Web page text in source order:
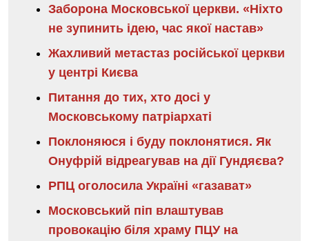
Заборона Московської церкви. «Ніхто
не зупинить ідею, час якої настав»
Жахливий метастаз російської церкви
у центрі Києва
Питання до тих, хто досі у
Московському патріархаті
Поклоняюся і буду поклонятися. Як
Онуфрій відреагував на дії Гундяєва?
РПЦ оголосила Україні «газават»
Московський піп влаштував
провокацію біля храму ПЦУ на